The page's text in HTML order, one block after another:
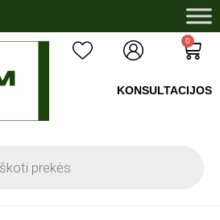
0
KONSULTACIJOS